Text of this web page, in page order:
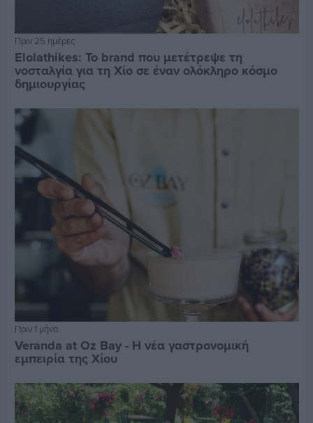
Πριν 25 ημέρες
Elolathikes: Το brand που μετέτρεψε τη
νοσταλγία για τη Χίο σε έναν ολόκληρο κόσμο
δημιουργίας
Πριν 1 μήνα
Veranda at Oz Bay - Η νέα γαστρονομική
εμπειρία της Χίου